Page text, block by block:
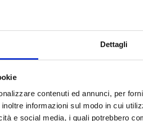
Dettagli
contenuti ed annunci, per
informazioni sul modo in cui
e social media, i quali potrebbero
Verona romana spiccano le antiche
alla città,situata lungo il
in pietra che introduce verso l’area
struttura originaria e mostra con
che oggi vediamo, murato in un palazzo